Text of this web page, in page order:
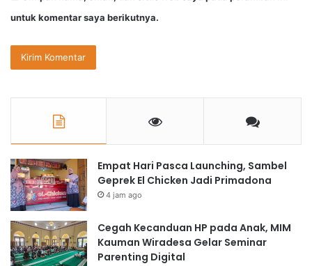
untuk komentar saya berikutnya.
Empat Hari Pasca Launching, Sambel
Geprek El Chicken Jadi Primadona
4 jam ago
Cegah Kecanduan HP pada Anak, MIM
Kauman Wiradesa Gelar Seminar
Parenting Digital